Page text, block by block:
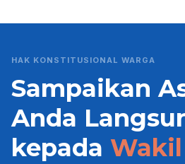
HAK KONSTITUSIONAL WARGA
Sampaikan
Anda
kepada